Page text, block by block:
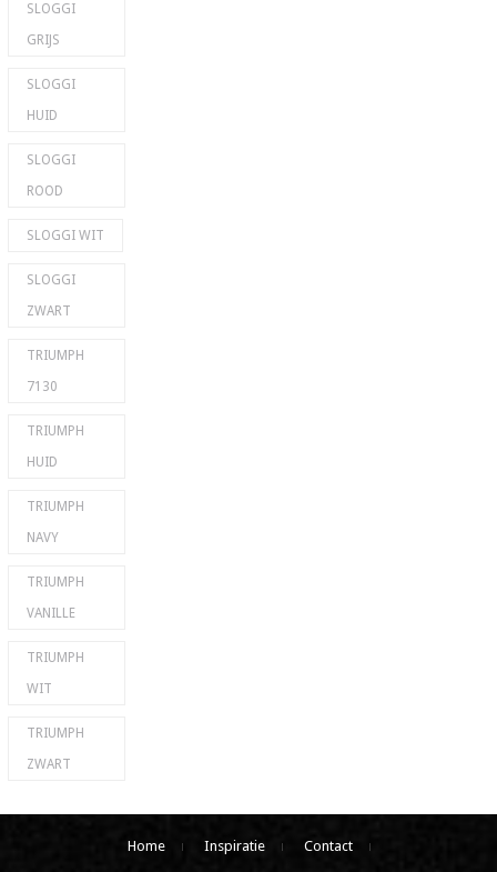
SLOGGI
GRIJS
SLOGGI
HUID
SLOGGI
ROOD
SLOGGI WIT
SLOGGI
ZWART
TRIUMPH
7130
TRIUMPH
HUID
TRIUMPH
NAVY
TRIUMPH
VANILLE
TRIUMPH
WIT
TRIUMPH
ZWART
Home Inspiratie Contact